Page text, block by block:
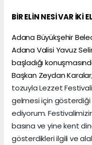
BİR ELİN NESİ VAR İKİ
Adana Büyükşehir
Adana Valisi Yavuz
başladığı
Başkan Zeydan
tozuyla Lezzet
gelmesi için
ediyorum. Festivalimizin
basına ve yine kent
gösterdikleri ilgili ve